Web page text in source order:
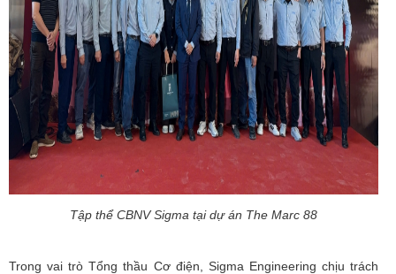
Tập thể CBNV Sigma tại dự án The Marc 88
Trong vai trò Tổng thầu Cơ điện, Sigma Engineering chịu trách